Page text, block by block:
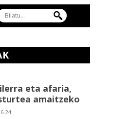
eta afaria,
amaitzeko
24